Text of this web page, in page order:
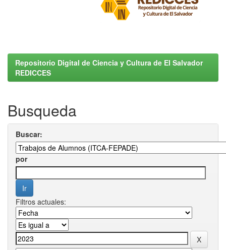
Repositorio Digital de Ciencia y Cultura de El Salvador
REDICCES
Busqueda
Buscar:
por
Filtros actuales: